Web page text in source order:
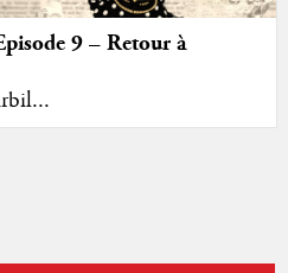
9 – Retour à